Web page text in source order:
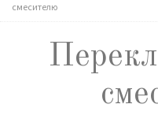
смесителю